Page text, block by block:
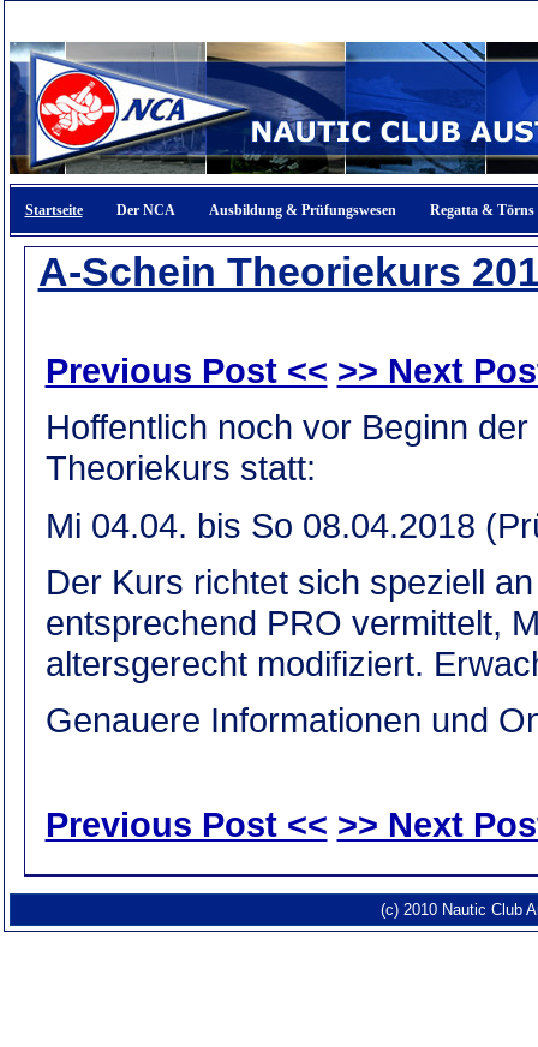
Startseite Der NCA Ausbildung & Prüfungswesen Regatta & Törns
A-Schein Theoriekurs
Previous Post << >> Next
Hoffentlich noch vor Beginn
Theoriekurs statt:
Mi 04.04. bis So 08.04.2018
Der Kurs richtet sich speziell
entsprechend PRO vermittelt,
altersgerecht modifiziert.
Genauere Informationen und
Previous Post << >> Next
(c) 2010 Nautic Club